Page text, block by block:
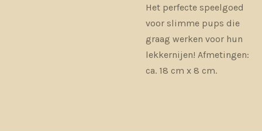
Het perfecte speelgoed
voor slimme pups die
graag werken voor hun
lekkernijen! Afmetingen:
ca. 18 cm x 8 cm.